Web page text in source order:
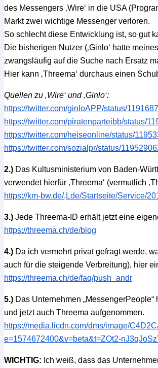
des Messengers ‚Wire‘ in die USA
Markt zwei wichtige Messenger verloren.
So schlecht diese Entwicklung ist, so gut
Die bisherigen Nutzer (‚Ginlo‘ hatte
zwangsläufig auf die Suche nach Ersatz
Hier kann ‚Threema‘ durchaus einen
Quellen zu ‚Wire‘ und ‚Ginlo‘:
https://twitter.com/ginloAPP/status/
https://twitter.com/piratenparteibb/status/
https://twitter.com/heiseonline/status/
https://twitter.com/sozialpr/status/
2.) Das Kultusministerium von Baden-
verwendet hierfür ‚Threema‘ (vermutlich
https://km-bw.de/,Lde/Startseite/Service/
3.) Jede Threema-ID erhält jetzt eine
https://threema.ch/de/blog
4.) Da ich vermehrt privat gefragt werde,
auch für die steigende Verbreitung), hier
https://threema.ch/de/faq/push_andr
5.) Das Unternehmen
und jetzt auch Threema aufgenommen.
https://media.licdn.com/dms/image/
e=1574672400&v=beta&t=ZOt2-
WICHTIG: Ich weiß, dass das